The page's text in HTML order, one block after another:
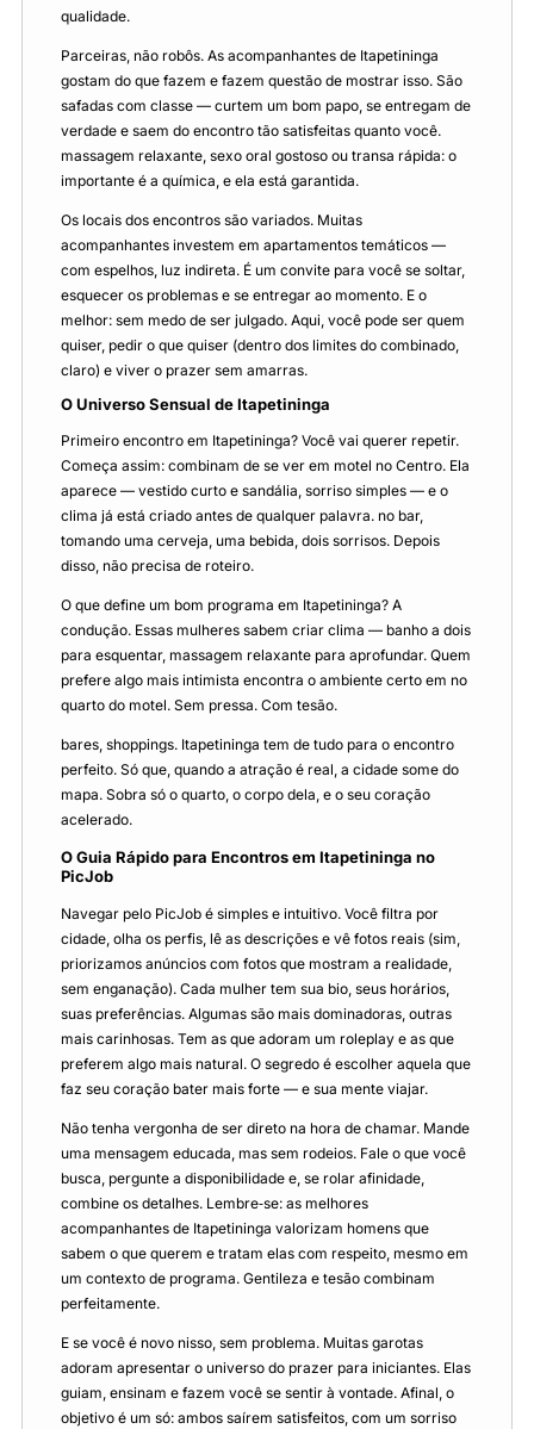
qualidade.
Parceiras, não robôs. As acompanhantes de Itapetininga
gostam do que fazem e fazem questão de mostrar isso. São
safadas com classe — curtem um bom papo, se entregam de
verdade e saem do encontro tão satisfeitas quanto você.
massagem relaxante, sexo oral gostoso ou transa rápida: o
importante é a química, e ela está garantida.
Os locais dos encontros são variados. Muitas
acompanhantes investem em apartamentos temáticos —
com espelhos, luz indireta. É um convite para você se soltar,
esquecer os problemas e se entregar ao momento. E o
melhor: sem medo de ser julgado. Aqui, você pode ser quem
quiser, pedir o que quiser (dentro dos limites do combinado,
claro) e viver o prazer sem amarras.
O Universo Sensual de Itapetininga
Primeiro encontro em Itapetininga? Você vai querer repetir.
Começa assim: combinam de se ver em motel no Centro. Ela
aparece — vestido curto e sandália, sorriso simples — e o
clima já está criado antes de qualquer palavra. no bar,
tomando uma cerveja, uma bebida, dois sorrisos. Depois
disso, não precisa de roteiro.
O que define um bom programa em Itapetininga? A
condução. Essas mulheres sabem criar clima — banho a dois
para esquentar, massagem relaxante para aprofundar. Quem
prefere algo mais intimista encontra o ambiente certo em no
quarto do motel. Sem pressa. Com tesão.
bares, shoppings. Itapetininga tem de tudo para o encontro
perfeito. Só que, quando a atração é real, a cidade some do
mapa. Sobra só o quarto, o corpo dela, e o seu coração
acelerado.
O Guia Rápido para Encontros em Itapetininga no
PicJob
Navegar pelo PicJob é simples e intuitivo. Você filtra por
cidade, olha os perfis, lê as descrições e vê fotos reais (sim,
priorizamos anúncios com fotos que mostram a realidade,
sem enganação). Cada mulher tem sua bio, seus horários,
suas preferências. Algumas são mais dominadoras, outras
mais carinhosas. Tem as que adoram um roleplay e as que
preferem algo mais natural. O segredo é escolher aquela que
faz seu coração bater mais forte — e sua mente viajar.
Não tenha vergonha de ser direto na hora de chamar. Mande
uma mensagem educada, mas sem rodeios. Fale o que você
busca, pergunte a disponibilidade e, se rolar afinidade,
combine os detalhes. Lembre‑se: as melhores
acompanhantes de Itapetininga valorizam homens que
sabem o que querem e tratam elas com respeito, mesmo em
um contexto de programa. Gentileza e tesão combinam
perfeitamente.
E se você é novo nisso, sem problema. Muitas garotas
adoram apresentar o universo do prazer para iniciantes. Elas
guiam, ensinam e fazem você se sentir à vontade. Afinal, o
objetivo é um só: ambos saírem satisfeitos, com um sorriso